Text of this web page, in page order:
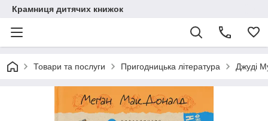
Крамниця дитячих книжок
Товари та послуги Пригодницька література Джуді